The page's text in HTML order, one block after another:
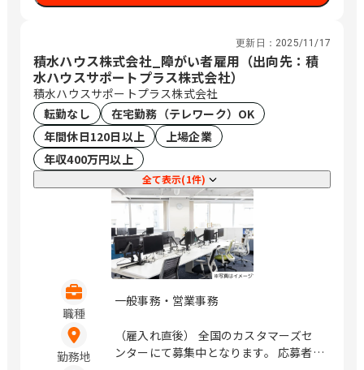
更新日： 2025/11/17
積水ハウス株式会社_障がい者雇用（出向先：積
水ハウスサポートプラス株式会社）
積水ハウスサポートプラス株式会社
転勤なし
在宅勤務（テレワーク）OK
年間休日120日以上
上場企業
年収400万円以上
全て表示(1件)
職種
一般事務・営業事務
勤務地
（雇入れ直後） 全国のカスタマーズセ
ンターにて募集中となります。 応募者様